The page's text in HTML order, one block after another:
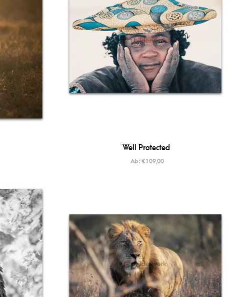
Well Protected
Ab:€109,00